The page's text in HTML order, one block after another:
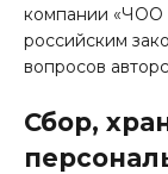
компании «ЧОО
российским
вопросов
Сбор,